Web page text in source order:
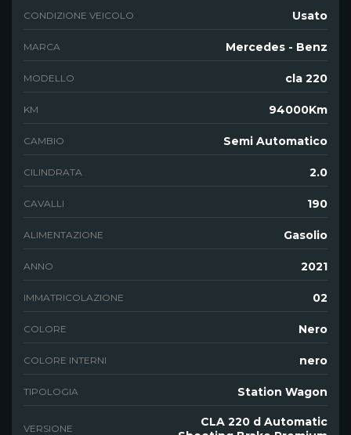
CONDIZIONE VEICOLO Usato
MARCA Mercedes - Benz
MODELLO cla 220
KM 94000Km
CAMBIO Semi Automatico
CILINDRATA 2.0
CAVALLI 190
ALIMENTAZIONE Gasolio
ANNO 2021
IMMATRICOLAZIONE 02
COLORE Nero
COLORE INTERNI nero
TIPOLOGIA Station Wagon
VERSIONE
CLA 220 d Automatic